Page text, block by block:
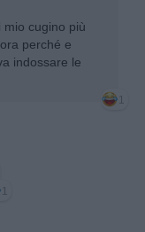
mio cugino più
perché e
indossare le
1
1